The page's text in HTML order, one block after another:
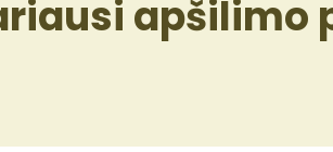
apšilimo